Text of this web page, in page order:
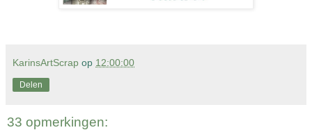
KarinsArtScrap op 12:00:00
Delen
33 opmerkingen: